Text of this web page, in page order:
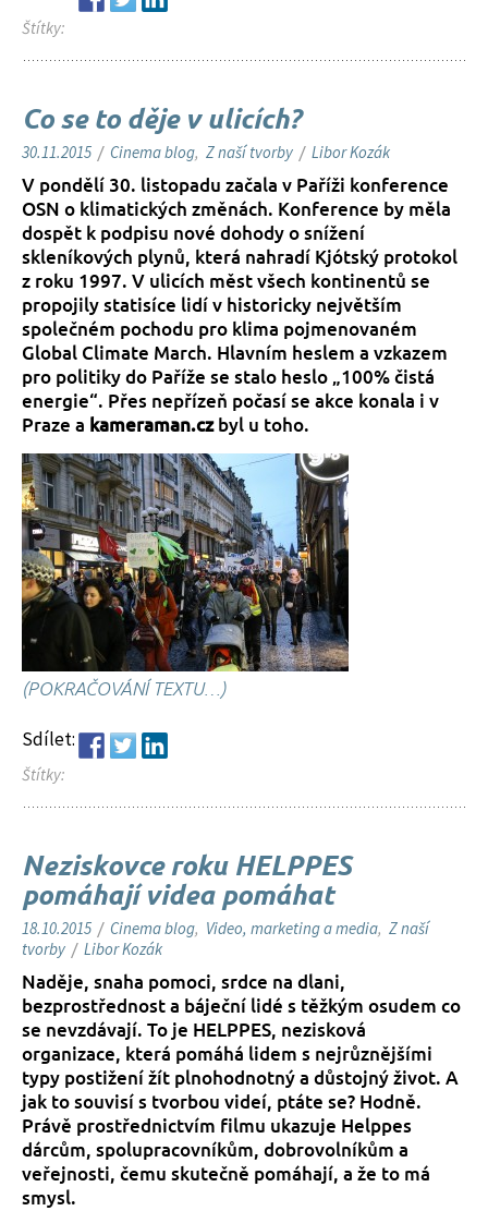
Štítky:
Co se to děje v ulicích?
30.11.2015 / Cinema blog, Z naší tvorby / Libor Kozák
V pondělí 30. listopadu začala v Paříži konference
OSN o klimatických změnách. Konference by měla
dospět k podpisu nové dohody o snížení
skleníkových plynů, která nahradí Kjótský protokol
z roku 1997. V ulicích měst všech kontinentů se
propojily statisíce lidí v historicky největším
společném pochodu pro klima pojmenovaném
Global Climate March. Hlavním heslem a vzkazem
pro politiky do Paříže se stalo heslo „100% čistá
energie“. Přes nepřízeň počasí se akce konala i v
Praze a kameraman.czbyl u toho.
(POKRAČOVÁNÍ TEXTU…)
Sdílet:
Štítky:
Neziskovce roku HELPPES
pomáhají videa pomáhat
18.10.2015 / Cinema blog, Video, marketing a media, Z naší
tvorby / Libor Kozák
Naděje, snaha pomoci, srdce na dlani,
bezprostřednost a báječní lidé s těžkým osudem co
se nevzdávají. To je HELPPES, nezisková
organizace, která pomáhá lidem s nejrůznějšími
typy postižení žít plnohodnotný a důstojný život. A
jak to souvisí s tvorbou videí, ptáte se? Hodně.
Právě prostřednictvím filmu ukazuje Helppes
dárcům, spolupracovníkům, dobrovolníkům a
veřejnosti, čemu skutečně pomáhají, a že to má
smysl.